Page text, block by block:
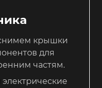
крышки
для
частям.